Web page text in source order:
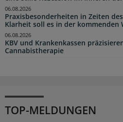
Praxisbesonderheiten in Zeiten des
Klarheit soll es in der kommenden
06.08.2026
KBV und Krankenkassen
Cannabistherapie
06.08.2026
TOP-MELDUNGEN